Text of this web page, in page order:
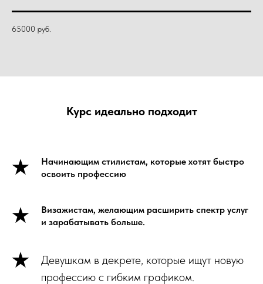
65000 руб.
Курс идеально подходит
Начинающим стилистам, которые хотят быстро
освоить профессию
Визажистам, желающим расширить спектр услуг
и зарабатывать больше.
Девушкам в декрете, которые ищут новую
профессию с гибким графиком.